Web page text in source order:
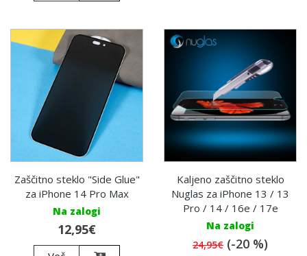
Zaščitno steklo "Side Glue"
za iPhone 14 Pro Max
Na zalogi
12,95€
Kaljeno zaščitno steklo
Nuglas za iPhone 13 / 13
Pro / 14 / 16e / 17e
Na zalogi
24,95€ (-20 %)